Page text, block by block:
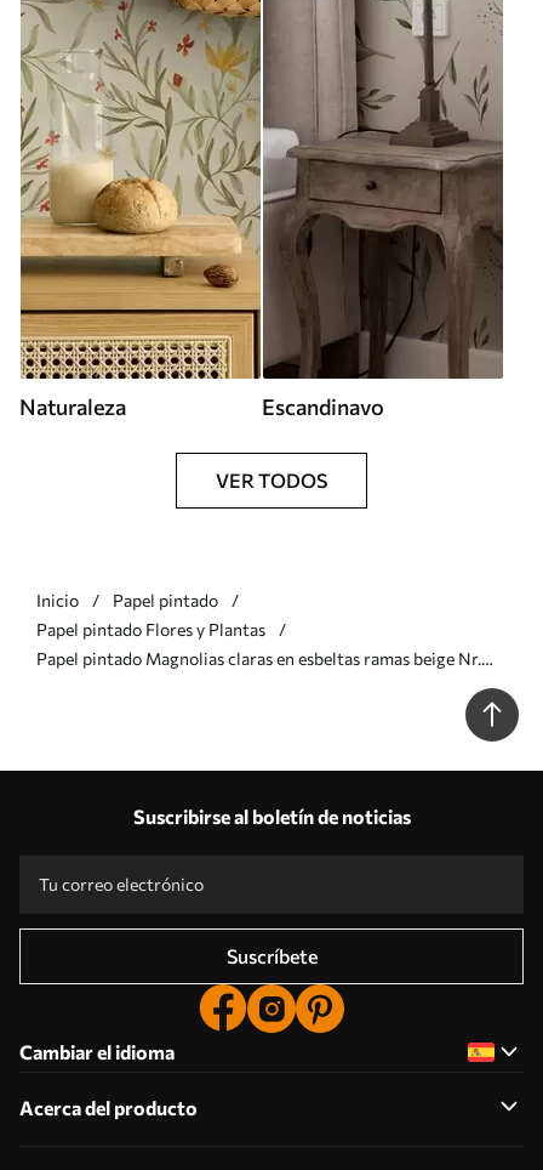
Naturaleza Escandinavo
VER TODOS
Inicio
Papel pintado
Papel pintado Flores y Plantas
Papel pintado Magnolias claras en esbeltas ramas beige Nr.
Suscribirse al boletín de noticias
Suscríbete
Cambiar el idioma
Acerca del producto